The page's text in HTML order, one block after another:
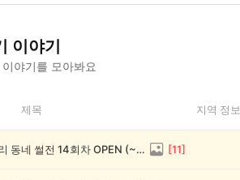
이야기
이야기를 모아봐요
제목 지역 정보
전원 1,000캐시! 🥳 우리 동네 썰전 14회차 OPEN (~8/17) [11]